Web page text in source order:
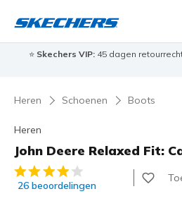
⭐ Skechers VIP:45 dagen
Heren Schoenen Boots
Heren
John Deere Relaxed Fit:
3,7 van de 5 klantbeoordelingen
26 beoordelingen